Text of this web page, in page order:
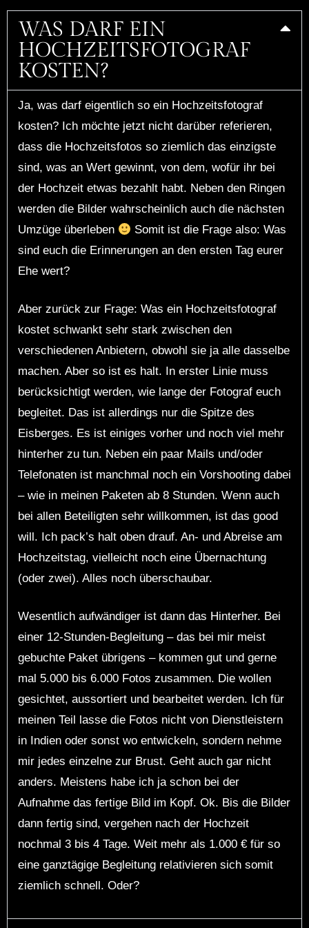
WAS DARF EIN
HOCHZEITSFOTOGRAF
KOSTEN?
Ja, was darf eigentlich so ein Hochzeitsfotograf
kosten? Ich möchte jetzt nicht darüber referieren,
dass die Hochzeitsfotos so ziemlich das einzigste
sind, was an Wert gewinnt, von dem, wofür ihr bei
der Hochzeit etwas bezahlt habt. Neben den Ringen
werden die Bilder wahrscheinlich auch die nächsten
Umzüge überleben
Somit ist die Frage also: Was
sind euch die Erinnerungen an den ersten Tag eurer
Ehe wert?
Aber zurück zur Frage: Was ein Hochzeitsfotograf
kostet schwankt sehr stark zwischen den
verschiedenen Anbietern, obwohl sie ja alle dasselbe
machen. Aber so ist es halt. In erster Linie muss
berücksichtigt werden, wie lange der Fotograf euch
begleitet. Das ist allerdings nur die Spitze des
Eisberges. Es ist einiges vorher und noch viel mehr
hinterher zu tun. Neben ein paar Mails und/oder
Telefonaten ist manchmal noch ein Vorshooting dabei
– wie in meinen Paketen ab 8 Stunden. Wenn auch
bei allen Beteiligten sehr willkommen, ist das good
will. Ich pack’s halt oben drauf. An- und Abreise am
Hochzeitstag, vielleicht noch eine Übernachtung
(oder zwei). Alles noch überschaubar.
Wesentlich aufwändiger ist dann das Hinterher. Bei
einer 12-Stunden-Begleitung – das bei mir meist
gebuchte Paket übrigens – kommen gut und gerne
mal 5.000 bis 6.000 Fotos zusammen. Die wollen
gesichtet, aussortiert und bearbeitet werden. Ich für
meinen Teil lasse die Fotos nicht von Dienstleistern
in Indien oder sonst wo entwickeln, sondern nehme
mir jedes einzelne zur Brust. Geht auch gar nicht
anders. Meistens habe ich ja schon bei der
Aufnahme das fertige Bild im Kopf. Ok. Bis die Bilder
dann fertig sind, vergehen nach der Hochzeit
nochmal 3 bis 4 Tage. Weit mehr als 1.000 € für so
eine ganztägige Begleitung relativieren sich somit
ziemlich schnell. Oder?